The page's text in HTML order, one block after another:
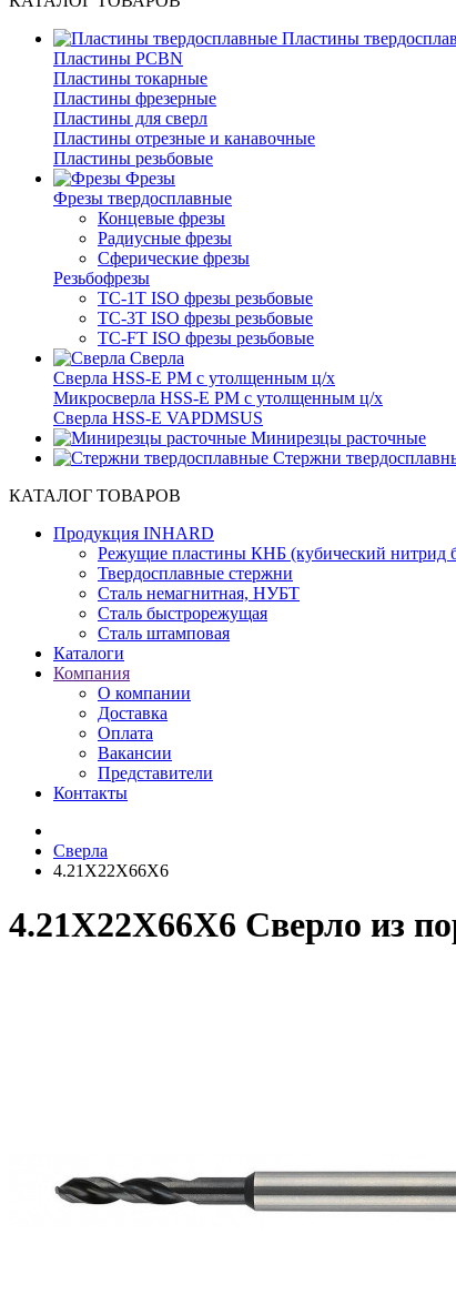
Пластины
Пластины PCBN
Пластины токарные
Пластины фрезерные
Пластины для сверл
Пластины отрезные и канавочные
Пластины резьбовые
Фрезы
Фрезы твердосплавные
Концевые фрезы
Радиусные фрезы
Сферические фрезы
Резьбофрезы
TC-1T ISO фрезы резьбовые
TC-3T ISO фрезы резьбовые
TC-FT ISO фрезы резьбовые
Сверла
Cверла HSS-E PM c утолщенным ц/х
Микросверла HSS-E PM c утолщенным ц/х
Сверла HSS-E VAPDMSUS
Минирезцы расточные
Cтержни
КАТАЛОГ ТОВАРОВ
Продукция INHARD
Режущие пластины КНБ (кубический нитрид
Твердосплавные стержни
Сталь немагнитная, НУБТ
Сталь быстрорежущая
Сталь штамповая
Каталоги
Компания
О компании
Доставка
Оплата
Вакансии
Представители
Контакты
Сверла
4.21X22X66X6
4.21X22X66X6 Сверло из